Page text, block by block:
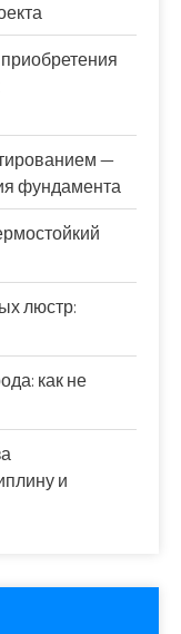
—
фундамента
люстр:
как не
и